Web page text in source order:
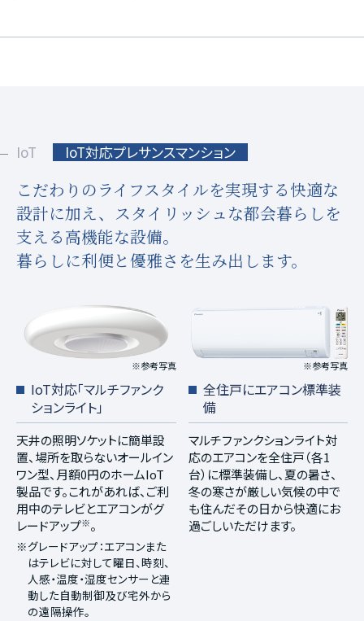
IoT IoT対応プレサンスマンション
こだわりのライフスタイルを実現する快適な
設計に加え、 スタイリッシュな都会暮らしを
支える高機能な設備。
暮らしに利便と優雅さを生み出します。
※参考写真
IoT対応「マルチファンク
ションライト」
天井の照明ソケットに簡単設
置、場所を取らないオールイン
ワン型、月額0円のホームIoT
製品です。これがあれば、ご利
用中のテレビとエアコンがグ
レードアップ※。
※グレードアップ：エアコンまた
はテレビに対して曜日、時刻、
人感・温度・湿度センサーと連
動した自動制御及び宅外から
の遠隔操作。
※参考写真
全住戸にエアコン標準装
備
マルチファンクションライト対
応のエアコンを全住戸（各1
台）に標準装備し、夏の暑さ、
冬の寒さが厳しい気候の中で
も住んだその日から快適にお
過ごしいただけます。